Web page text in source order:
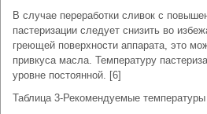
В случае переработки сливок с
пастеризации следует снизить во
греющей поверхности аппарата, это
привкуса масла. Температуру
уровне постоянной. [6]
Таблица 3-Рекомендуемые температуры